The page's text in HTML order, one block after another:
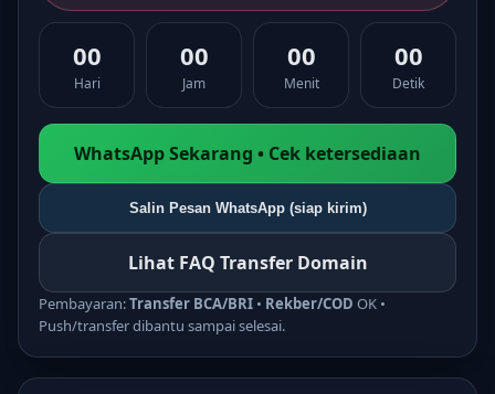
00
Hari
00
Jam
00
Menit
00
Detik
WhatsApp Sekarang • Cek ketersediaan
Salin Pesan WhatsApp (siap kirim)
Lihat FAQ Transfer Domain
Pembayaran:Transfer BCA/BRI • Rekber/COD OK •
Push/transfer dibantu sampai selesai.